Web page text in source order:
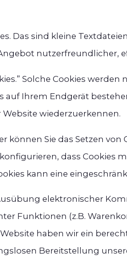
Das sind kleine
nutzerfreundlicher,
Solche Cookies
Ihrem Endgerät
Website wiederzuerkennen.
können Sie das Setzen
dass
kann eine
elektronischer
Funktionen (z.B.
Website haben wir ein
Bereitstellung